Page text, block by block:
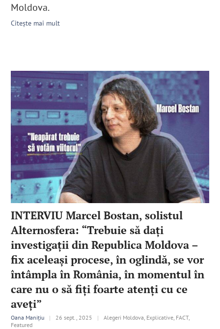
Moldova.
Citește mai mult
INTERVIU Marcel Bostan, solistul
Alternosfera: “Trebuie să daţi
investigaţii din Republica Moldova –
fix aceleaşi procese, în oglindă, se vor
întâmpla în România, în momentul în
care nu o să fiţi foarte atenţi cu ce
aveţi”
Oana Manițiu | 26 sept., 2025 |
Alegeri Moldova, Explicative, FACT,
Featured